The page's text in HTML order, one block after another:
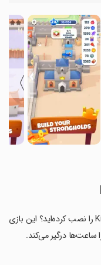
〉
آیا تا کنون بازی King or Fail - Castle Takeover را نصب کرده‌اید؟ این بازی
ساعت‌ها درگیر می‌کند.